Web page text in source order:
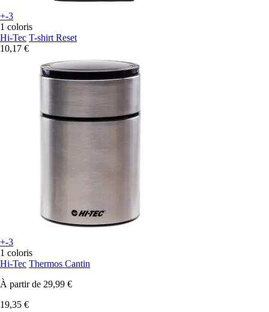
+-3
1 coloris
Hi-Tec T-shirt Reset
10,17 €
+-3
1 coloris
Hi-Tec Thermos Cantin
À partir de 29,99 €
19,35 €